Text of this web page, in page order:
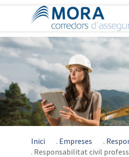
content
Inici . Empreses .
. Responsabilitat civil